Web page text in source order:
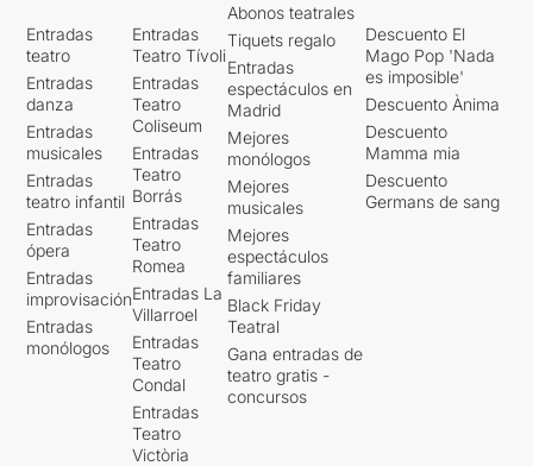
Entradas
teatro
Entradas
danza
Entradas
musicales
Entradas
teatro infantil
Entradas
ópera
Entradas
improvisación
Entradas
monólogos
Entradas
Teatro Tívoli
Entradas
Teatro
Coliseum
Entradas
Teatro
Borrás
Entradas
Teatro
Romea
Entradas La
Villarroel
Entradas
Teatro
Condal
Entradas
Teatro
Victòria
Abonos teatrales
Tiquets regalo
Entradas
espectáculos en
Madrid
Mejores
monólogos
Mejores
musicales
Mejores
espectáculos
familiares
Black Friday
Teatral
Gana entradas de
teatro gratis -
concursos
Descuento El
Mago Pop 'Nada
es imposible'
Descuento Ànima
Descuento
Mamma mia
Descuento
Germans de sang